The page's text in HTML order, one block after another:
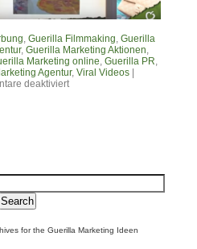
Guerilla Filmmaking Guerilla
, Guerilla Marketing Aktionen
Marketing online Guerilla PR
Agentur, Viral Videos |
deaktiviert
for the Guerilla Marketing Ideen